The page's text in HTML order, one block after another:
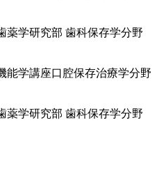
薬学研究部 歯科保存学分野
能学講座口腔保存治療学分野
薬学研究部 歯科保存学分野